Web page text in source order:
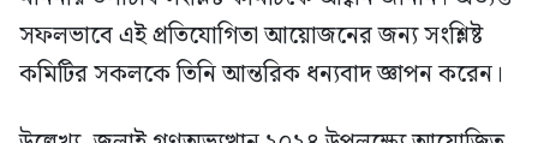
সফলভাবে এই প্রতিযোগিতা আয়োজনের জন্য সংশ্লিষ্ট
কমিটির সকলকে তিনি আন্তরিক ধন্যবাদ জ্ঞাপন করেন।